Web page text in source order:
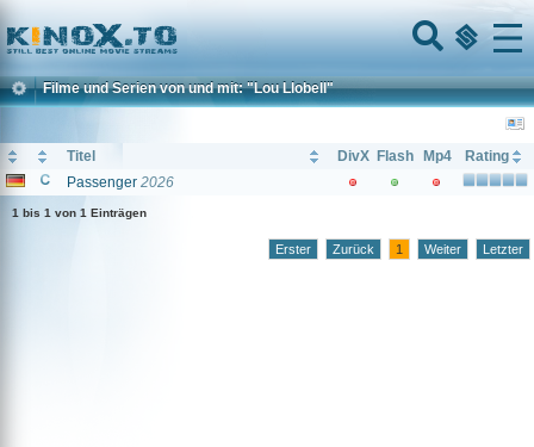
Home
Menu
Filme und Serien von und mit: "Lou Llobell"
Titel DivX Flash Mp4
Rating
Passenger 2026
1 bis 1 von 1 Einträgen
Erster Zurück 1 Weiter Letzter